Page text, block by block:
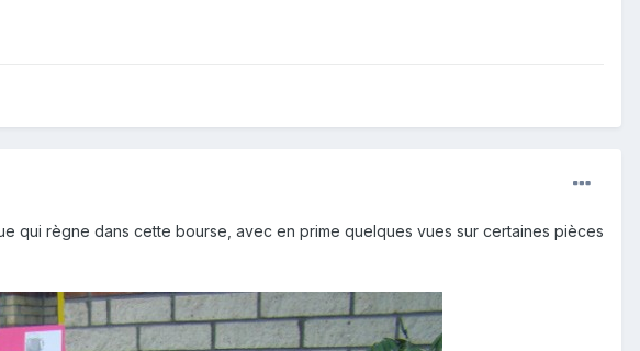
qui règne dans cette bourse, avec en prime quelques vues sur certaines pièces